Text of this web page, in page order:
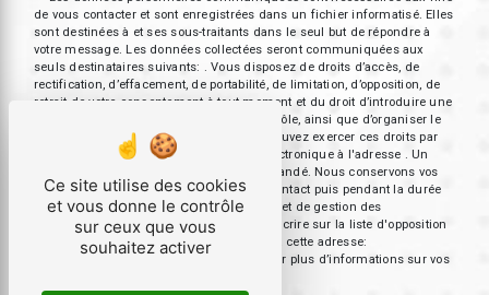
de vous contacter et sont enregistrées dans un fichier informatisé. Elles
sont destinées à et ses sous-traitants dans le seul but de répondre à
votre message. Les données collectées seront communiquées aux
seuls destinataires suivants: . Vous disposez de droits d’accès, de
rectification, d’effacement, de portabilité, de limitation, d’opposition, de
retrait de votre consentement à tout moment et du droit d’introduire une
réclamation auprès d’une autorité de contrôle, ainsi que d’organiser le
sort de vos données post-mortem. Vous pouvez exercer ces droits par
voie postale à l'adresse ou par courrier électronique à l'adresse . Un
justificatif d'identité pourra vous être demandé. Nous conservons vos
données pendant la période de prise de contact puis pendant la durée
de prescription légale aux fins probatoires et de gestion des
contentieux. Vous avez le droit de vous inscrire sur la liste d'opposition
au démarchage téléphonique, disponible à cette adresse:
. Consultez le site cnil.fr pour plus d’informations sur vos
Ce site utilise des cookies
et vous donne le contrôle
sur ceux que vous
souhaitez activer